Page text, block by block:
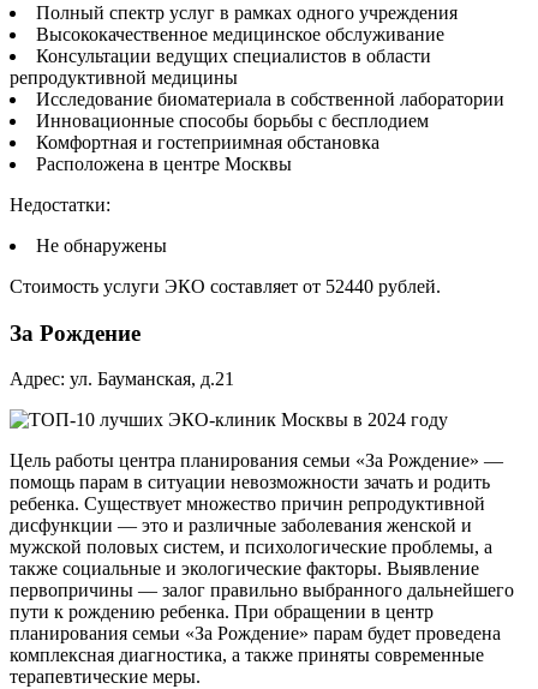
Полный спектр услуг в рамках одного учреждения
Высококачественное медицинское обслуживание
Консультации ведущих специалистов в области
репродуктивной медицины
Исследование биоматериала в собственной лаборатории
Инновационные способы борьбы с бесплодием
Комфортная и гостеприимная обстановка
Расположена в центре Москвы
Недостатки:
Не обнаружены
Стоимость услуги ЭКО составляет от 52440 рублей.
За Рождение
Адрес: ул. Бауманская, д.21
Цель работы центра планирования семьи «За Рождение» —
помощь парам в ситуации невозможности зачать и родить
ребенка. Существует множество причин репродуктивной
дисфункции — это и различные заболевания женской и
мужской половых систем, и психологические проблемы, а
также социальные и экологические факторы. Выявление
первопричины — залог правильно выбранного дальнейшего
пути к рождению ребенка. При обращении в центр
планирования семьи «За Рождение» парам будет проведена
комплексная диагностика, а также приняты современные
терапевтические меры.